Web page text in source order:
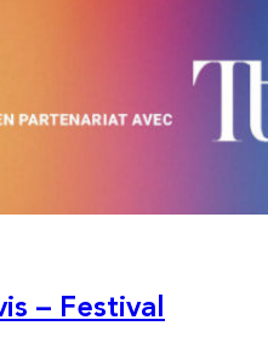
– Festival